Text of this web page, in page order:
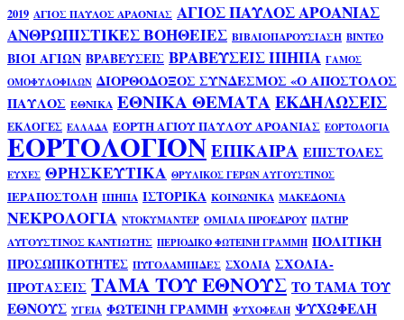
2019 ΑΓΙΟΣ ΠΑΥΛΟΣ ΑΡΑΟΝΙΑΣ ΑΓΙΟΣ ΠΑΥΛΟΣ ΑΡΟΑΝΙΑΣ
ΑΝΘΡΩΠΙΣΤΙΚΕΣ ΒΟΗΘΕΙΕΣ ΒΙΒΛΙΟΠΑΡΟΥΣΙΑΣΗ ΒΙΝΤΕΟ
ΒΙΟΙ ΑΓΙΩΝ ΒΡΑΒΕΥΣΕΙΣ ΒΡΑΒΕΥΣΕΙΣ ΙΠΗΠΑ ΓΑΜΟΣ
ΟΜΟΦΥΛΟΦΙΛΩΝ ΔΙΟΡΘΟΔΟΞΟΣ ΣΥΝΔΕΣΜΟΣ «Ο ΑΠΟΣΤΟΛΟΣ
ΠΑΥΛΟΣ ΕΘΝΙΚΑ ΕΘΝΙΚΑ ΘΕΜΑΤΑΕΚΔΗΛΩΣΕΙΣ
ΕΚΛΟΓΕΣ ΕΛΛΑΔΑ ΕΟΡΤΗ ΑΓΙΟΥ ΠΑΥΛΟΥ ΑΡΟΑΝΙΑΣ ΕΟΡΤΟΛΟΓΙΑ
ΕΟΡΤΟΛΟΓΙΟΝΕΠΙΚΑΙΡΑ ΕΠΙΣΤΟΛΕΣ
ΕΥΧΕΣ ΘΡΗΣΚΕΥΤΙΚΑ ΘΡΥΛΙΚΟΣ ΓΕΡΩΝ ΑΥΓΟΥΣΤΙΝΟΣ
ΙΕΡΑΠΟΣΤΟΛΗ ΙΠΗΠΑ ΙΣΤΟΡΙΚΑ ΚΟΙΝΩΝΙΚΑ ΜΑΚΕΔΟΝΙΑ
ΝΕΚΡΟΛΟΓΙΑ ΝΤΟΚΥΜΑΝΤΕΡ ΟΜΙΛΙΑ ΠΡΟΕΔΡΟΥ ΠΑΤΗΡ
ΑΥΓΟΥΣΤΙΝΟΣ ΚΑΝΤΙΩΤΗΣ ΠΕΡΙΟΔΙΚΟ ΦΩΤΕΙΝΗ ΓΡΑΜΜΗ ΠΟΛΙΤΙΚΗ
ΠΡΟΣΩΠΙΚΟΤΗΤΕΣ ΠΥΓΟΛΑΜΠΙΔΕΣ ΣΧΟΛΙΑ ΣΧΟΛΙΑ-
ΠΡΟΤΑΣΕΙΣ ΤΑΜΑ ΤΟΥ ΕΘΝΟΥΣ ΤΟ ΤΑΜΑ ΤΟΥ
ΕΘΝΟΥΣ ΥΓΕΙΑ ΦΩΤΕΙΝΗ ΓΡΑΜΜΗ ΨΥΧΟΦΕΛΗ ΨΥΧΩΦΕΛΗ